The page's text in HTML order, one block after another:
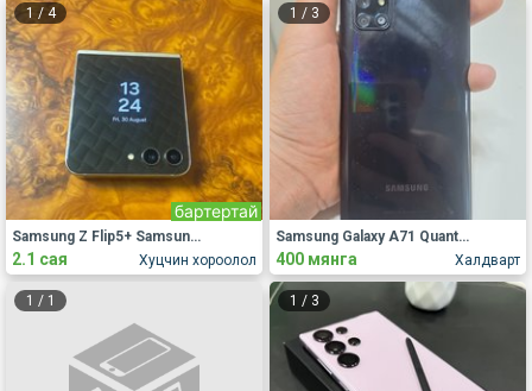
1 / 4
бартертай
Хуцчин хороолол
Samsung Z Flip5+ Samsung wach 6
2.1 сая
1 / 3
Халдварт
Samsung Galaxy A71 Quantum
400 мянга
1 / 1 1 / 3